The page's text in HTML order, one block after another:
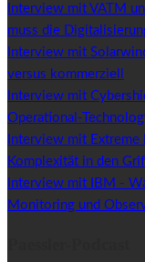
Interview mit VATM
muss die
Interview mit
versus kommerziell
Interview mit
Operational-
Interview mit
Komplexität in den
Interview mit IBM -
Monitoring und